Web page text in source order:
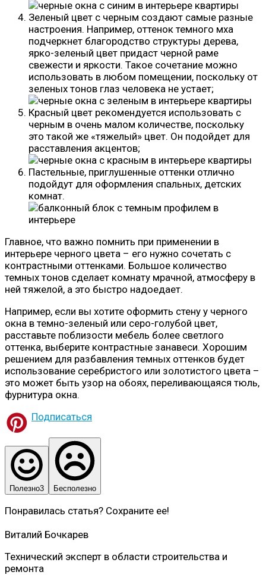
Зеленый цвет с черным создают самые разные
настроения. Например, оттенок темного мха
подчеркнет благородство структуры дерева,
ярко-зеленый цвет придаст черной раме
свежести и яркости. Такое сочетание можно
использовать в любом помещении, поскольку от
зеленых тонов глаз человека не устает;
Красный цвет рекомендуется использовать с
черным в очень малом количестве, поскольку
это такой же «тяжелый» цвет. Он подойдет для
расставления акцентов;
Пастельные, приглушенные оттенки отлично
подойдут для оформления спальных, детских
комнат.
Главное, что важно помнить при применении в
интерьере черного цвета – его нужно сочетать с
контрастными оттенками. Большое количество
темных тонов сделает комнату мрачной, атмосферу в
ней тяжелой, а это быстро надоедает.
Например, если вы хотите оформить стену у черного
окна в темно-зеленый или серо-голубой цвет,
расставьте поблизости мебель более светлого
оттенка, выберите контрастные занавеси. Хорошим
решением для разбавления темных оттенков будет
использование серебристого или золотистого цвета –
это может быть узор на обоях, переливающаяся тюль,
фурнитура окна.
Подписаться
Полезно3 Бесполезно
Понравилась статья? Сохраните ее!
Виталий Бочкарев
Технический эксперт в области строительства и
ремонта